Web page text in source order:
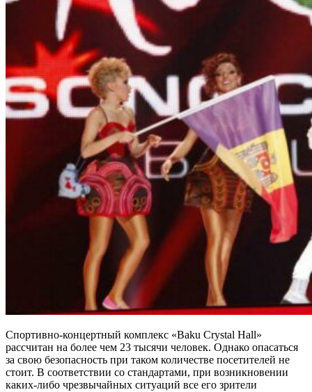
Спортивно-концертный комплекс «Baku Crystal Hall»
рассчитан на более чем 23 тысячи человек. Однако опасаться
за свою безопасность при таком количестве посетителей не
стоит. В соответствии со стандартами, при возникновении
каких-либо чрезвычайных ситуаций все его зрители